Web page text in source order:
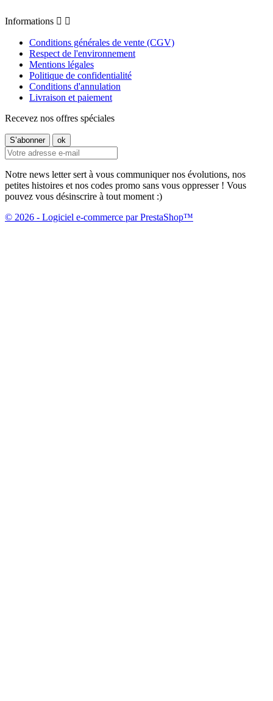
Informations  
Conditions générales de vente (CGV)
Respect de l'environnement
Mentions légales
Politique de confidentialité
Conditions d'annulation
Livraison et paiement
Recevez nos offres spéciales
Notre news letter sert à vous communiquer nos évolutions, nos
petites histoires et nos codes promo sans vous oppresser ! Vous
pouvez vous désinscrire à tout moment :)
© 2026 - Logiciel e-commerce par PrestaShop™